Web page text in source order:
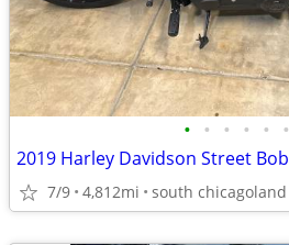
• • • • • •
2019 Harley Davidson Street Bob
7/9 4,812mi south chicagoland